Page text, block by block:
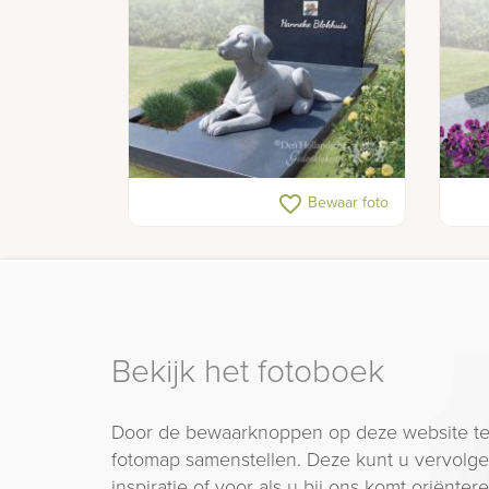
Familie grafsteen met beeld van
favorite_border Bewaar foto
Bekijk het fotoboek
Door de bewaarknoppen op deze website
fotomap samenstellen. Deze kunt u